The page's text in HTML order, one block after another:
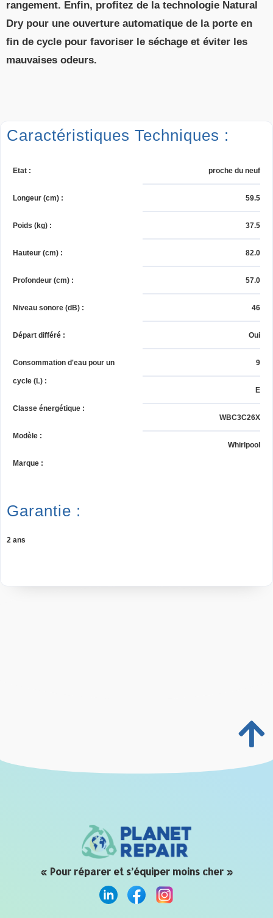
rangement. Enfin, profitez de la technologie Natural
Dry pour une ouverture automatique de la porte en
fin de cycle pour favoriser le séchage et éviter les
mauvaises odeurs.
Caractéristiques Techniques :
Etat :
Longeur (cm) :
Poids (kg) :
Hauteur (cm) :
Profondeur (cm) :
Niveau sonore (dB) :
Départ différé :
Consommation d'eau pour un
cycle (L) :
Classe énergétique :
Modèle :
Marque :
proche du neuf
59.5
37.5
82.0
57.0
46
Oui
9
E
WBC3C26X
Whirlpool
Garantie :
2 ans
« Pour réparer et s’équiper moins cher »